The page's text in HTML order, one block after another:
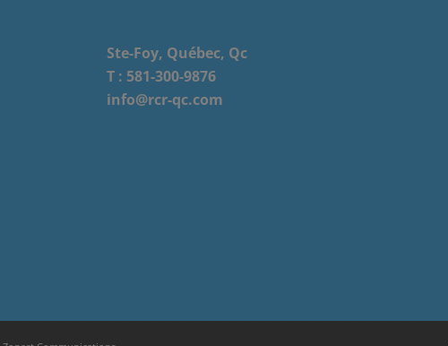
Ste-Foy, Québec, Qc
T : 581-300-9876
info@rcr-qc.com